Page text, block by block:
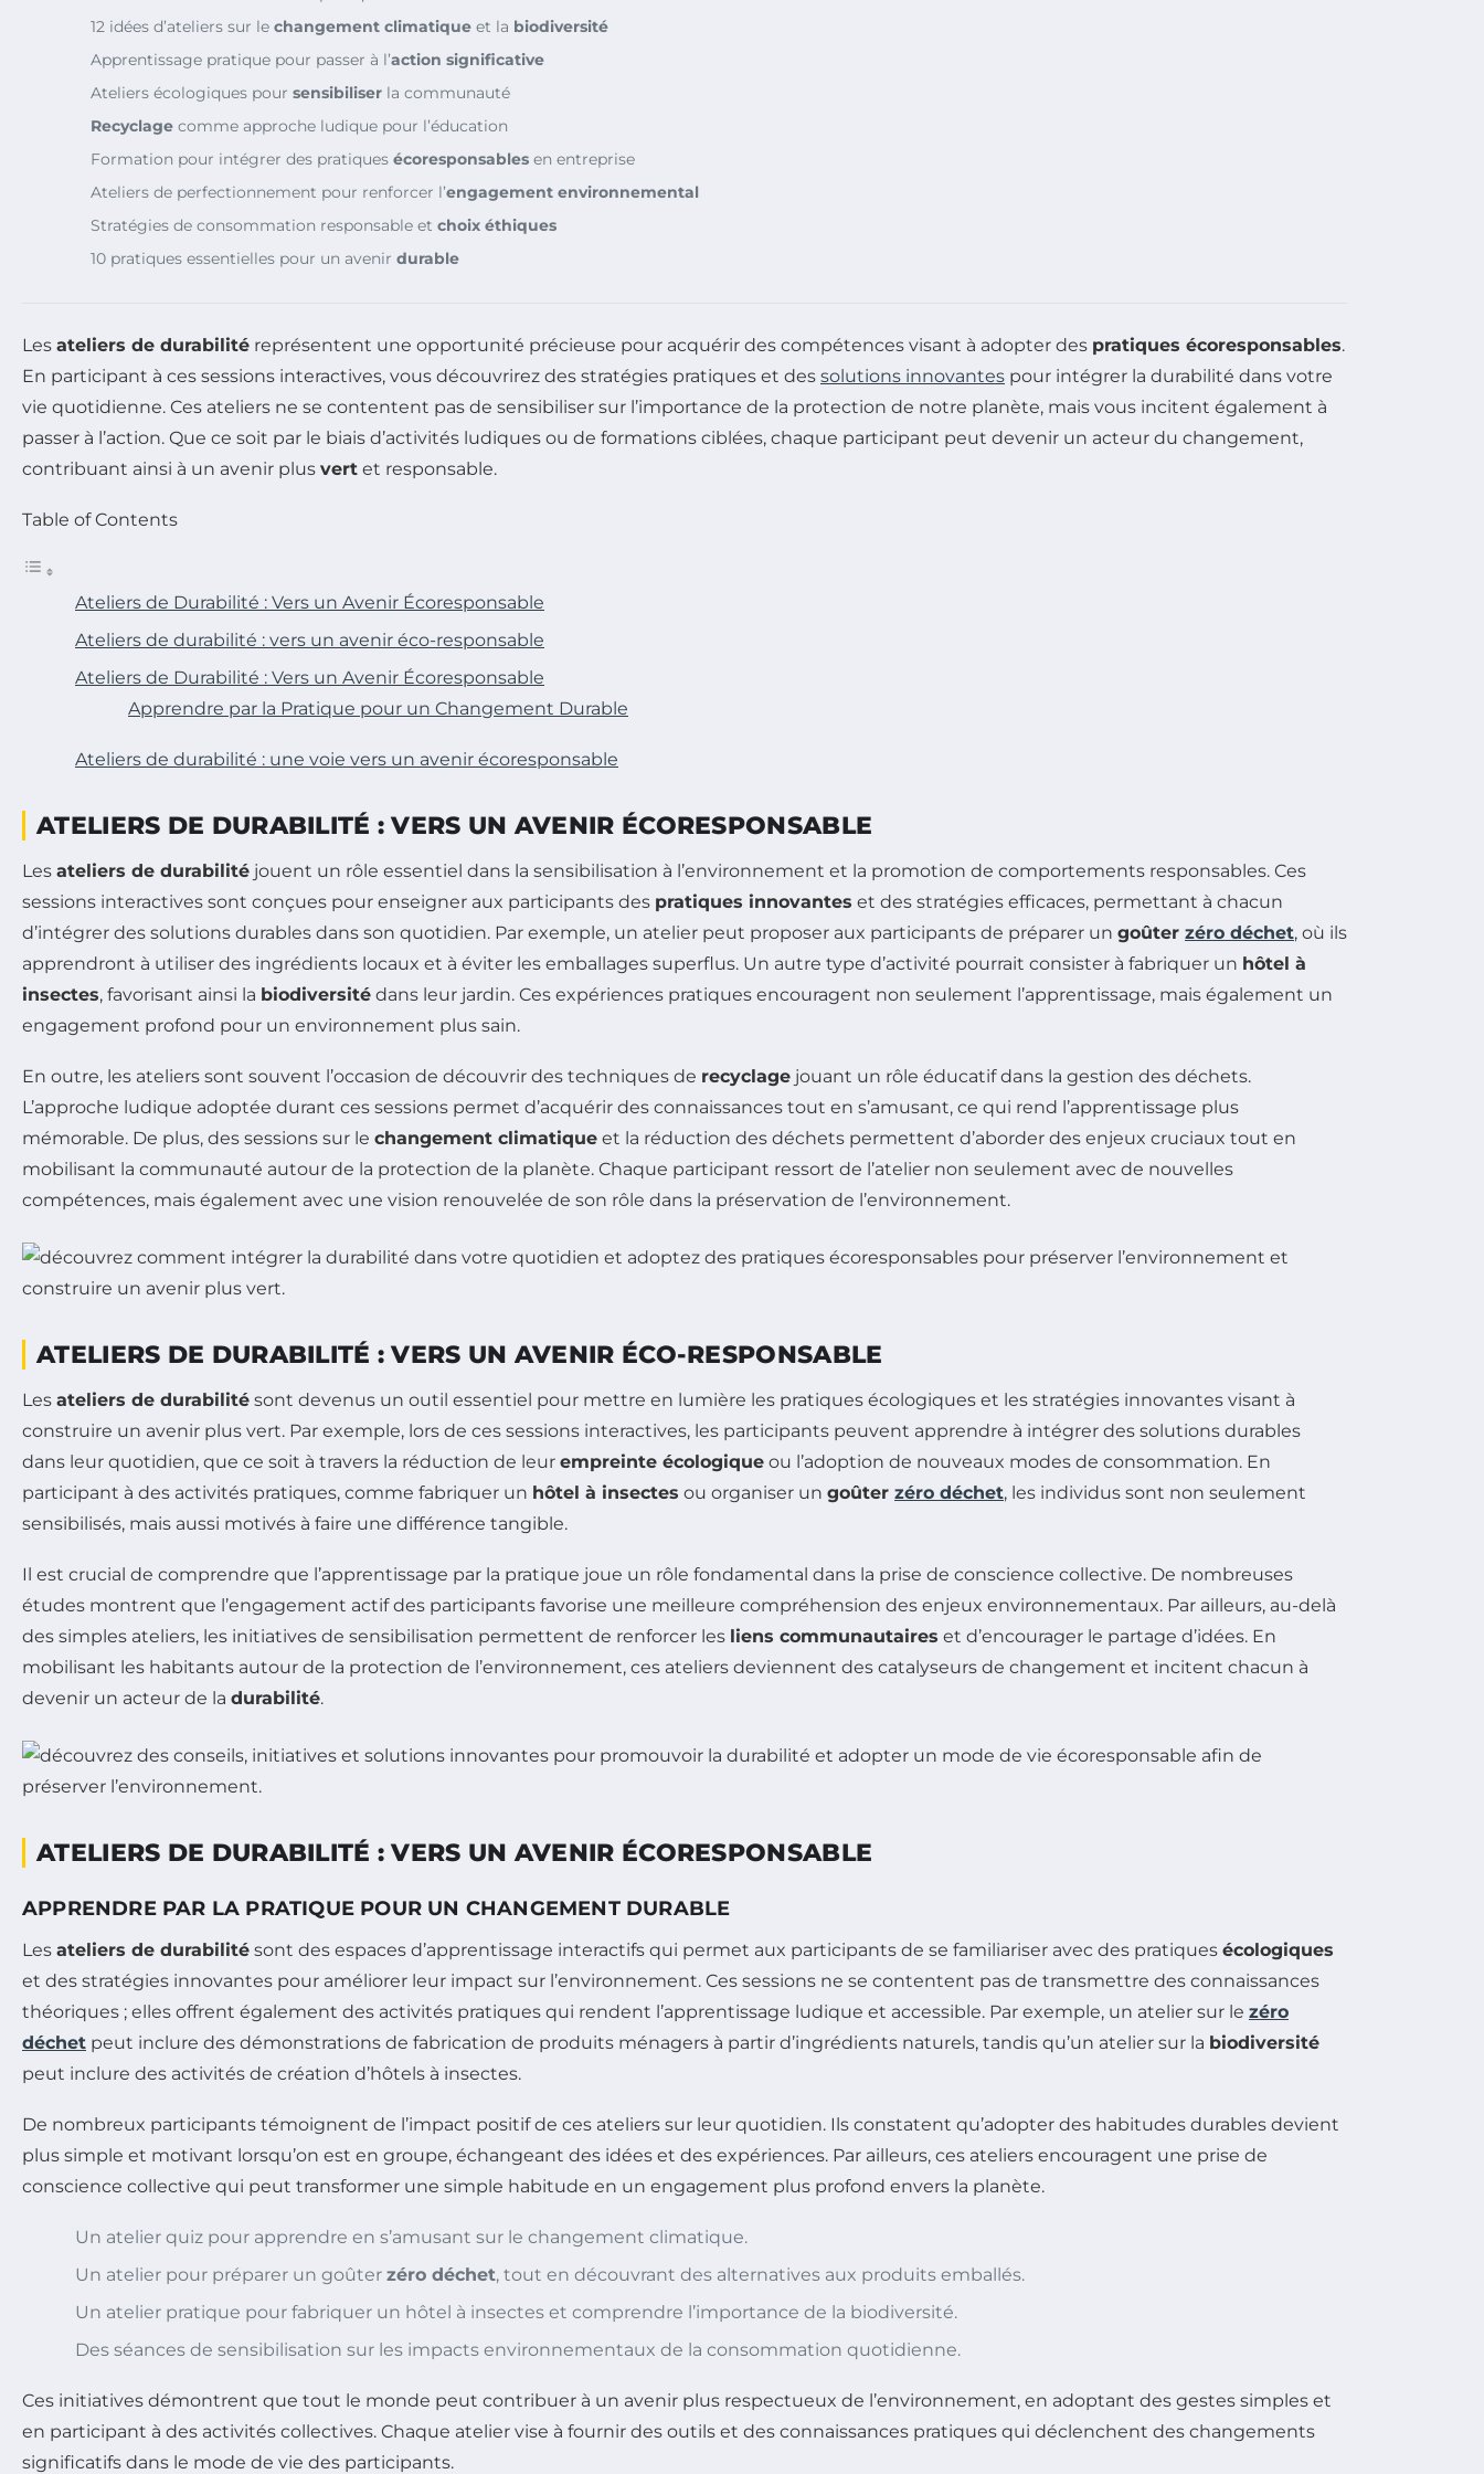
12 idées d’ateliers sur le changement climatique et la biodiversité
Apprentissage pratique pour passer à l’action significative
Ateliers écologiques pour sensibiliser la communauté
Recyclage comme approche ludique pour l’éducation
Formation pour intégrer des pratiques écoresponsables en entreprise
Ateliers de perfectionnement pour renforcer l’engagement environnemental
Stratégies de consommation responsable et choix éthiques
10 pratiques essentielles pour un avenir durable
Les ateliers de durabilité représentent une opportunité précieuse pour acquérir des compétences visant à adopter des pratiques écoresponsables.
En participant à ces sessions interactives, vous découvrirez des stratégies pratiques et des solutions innovantes pour intégrer la durabilité dans votre
vie quotidienne. Ces ateliers ne se contentent pas de sensibiliser sur l’importance de la protection de notre planète, mais vous incitent également à
passer à l’action. Que ce soit par le biais d’activités ludiques ou de formations ciblées, chaque participant peut devenir un acteur du changement,
contribuant ainsi à un avenir plus vert et responsable.
Table of Contents
Ateliers de Durabilité : Vers un Avenir Écoresponsable
Ateliers de durabilité : vers un avenir éco-responsable
Ateliers de Durabilité : Vers un Avenir Écoresponsable
Apprendre par la Pratique pour un Changement Durable
Ateliers de durabilité : une voie vers un avenir écoresponsable
ATELIERS DE DURABILITÉ : VERS UN AVENIR ÉCORESPONSABLE
Les ateliers de durabilité jouent un rôle essentiel dans la sensibilisation à l’environnement et la promotion de comportements responsables. Ces
sessions interactives sont conçues pour enseigner aux participants des pratiques innovantes et des stratégies efficaces, permettant à chacun
d’intégrer des solutions durables dans son quotidien. Par exemple, un atelier peut proposer aux participants de préparer un goûter zéro déchet, où ils
apprendront à utiliser des ingrédients locaux et à éviter les emballages superflus. Un autre type d’activité pourrait consister à fabriquer un hôtel à
insectes, favorisant ainsi la biodiversité dans leur jardin. Ces expériences pratiques encouragent non seulement l’apprentissage, mais également un
engagement profond pour un environnement plus sain.
En outre, les ateliers sont souvent l’occasion de découvrir des techniques de recyclage jouant un rôle éducatif dans la gestion des déchets.
L’approche ludique adoptée durant ces sessions permet d’acquérir des connaissances tout en s’amusant, ce qui rend l’apprentissage plus
mémorable. De plus, des sessions sur le changement climatique et la réduction des déchets permettent d’aborder des enjeux cruciaux tout en
mobilisant la communauté autour de la protection de la planète. Chaque participant ressort de l’atelier non seulement avec de nouvelles
compétences, mais également avec une vision renouvelée de son rôle dans la préservation de l’environnement.
ATELIERS DE DURABILITÉ : VERS UN AVENIR ÉCO-RESPONSABLE
Les ateliers de durabilité sont devenus un outil essentiel pour mettre en lumière les pratiques écologiques et les stratégies innovantes visant à
construire un avenir plus vert. Par exemple, lors de ces sessions interactives, les participants peuvent apprendre à intégrer des solutions durables
dans leur quotidien, que ce soit à travers la réduction de leur empreinte écologique ou l’adoption de nouveaux modes de consommation. En
participant à des activités pratiques, comme fabriquer un hôtel à insectes ou organiser un goûter zéro déchet, les individus sont non seulement
sensibilisés, mais aussi motivés à faire une différence tangible.
Il est crucial de comprendre que l’apprentissage par la pratique joue un rôle fondamental dans la prise de conscience collective. De nombreuses
études montrent que l’engagement actif des participants favorise une meilleure compréhension des enjeux environnementaux. Par ailleurs, au-delà
des simples ateliers, les initiatives de sensibilisation permettent de renforcer les liens communautaires et d’encourager le partage d’idées. En
mobilisant les habitants autour de la protection de l’environnement, ces ateliers deviennent des catalyseurs de changement et incitent chacun à
devenir un acteur de la durabilité.
ATELIERS DE DURABILITÉ : VERS UN AVENIR ÉCORESPONSABLE
APPRENDRE PAR LA PRATIQUE POUR UN CHANGEMENT DURABLE
Les ateliers de durabilité sont des espaces d’apprentissage interactifs qui permet aux participants de se familiariser avec des pratiques écologiques
et des stratégies innovantes pour améliorer leur impact sur l’environnement. Ces sessions ne se contentent pas de transmettre des connaissances
théoriques ; elles offrent également des activités pratiques qui rendent l’apprentissage ludique et accessible. Par exemple, un atelier sur le zéro
déchet peut inclure des démonstrations de fabrication de produits ménagers à partir d’ingrédients naturels, tandis qu’un atelier sur la biodiversité
peut inclure des activités de création d’hôtels à insectes.
De nombreux participants témoignent de l’impact positif de ces ateliers sur leur quotidien. Ils constatent qu’adopter des habitudes durables devient
plus simple et motivant lorsqu’on est en groupe, échangeant des idées et des expériences. Par ailleurs, ces ateliers encouragent une prise de
conscience collective qui peut transformer une simple habitude en un engagement plus profond envers la planète.
Un atelier quiz pour apprendre en s’amusant sur le changement climatique.
Un atelier pour préparer un goûter zéro déchet, tout en découvrant des alternatives aux produits emballés.
Un atelier pratique pour fabriquer un hôtel à insectes et comprendre l’importance de la biodiversité.
Des séances de sensibilisation sur les impacts environnementaux de la consommation quotidienne.
Ces initiatives démontrent que tout le monde peut contribuer à un avenir plus respectueux de l’environnement, en adoptant des gestes simples et
en participant à des activités collectives. Chaque atelier vise à fournir des outils et des connaissances pratiques qui déclenchent des changements
significatifs dans le mode de vie des participants.